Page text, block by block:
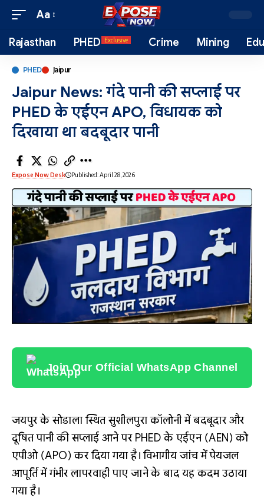
Aa
Rajasthan PHED Exclusive Crime Mining
PHED Jaipur
Jaipur News: गंदे पानी की सप्लाई पर
PHED के एईएन APO, विधायक को
दिखाया था बदबूदार पानी
Expose Now Desk Published: April 28, 2026
Join Our Official WhatsApp Channel
जयपुर के सोडाला स्थित सुशीलपुरा कॉलोनी में बदबूदार और
दूषित पानी की सप्लाई आने पर PHED के एईएन (AEN) को
एपीओ (APO) कर दिया गया है। विभागीय जांच में पेयजल
आपूर्ति में गंभीर लापरवाही पाए जाने के बाद यह कदम उठाया
गया है।